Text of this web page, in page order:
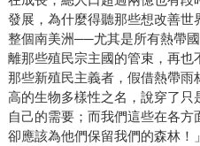
發展，為什麼得聽那些想改善世
整個南美洲──尤其是所有熱帶
離那些殖民宗主國的管束，再
那些新殖民主義者，假借熱帶
高的生物多樣性之名，說穿了只
自己的需要；而我們這些在各方
卻應該為他們保留我們的森林！」